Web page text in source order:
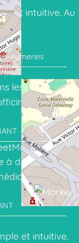
et intuitive. Au
Aymeries
les meilleurs
en ligne:
à distance. La
et intuitive.